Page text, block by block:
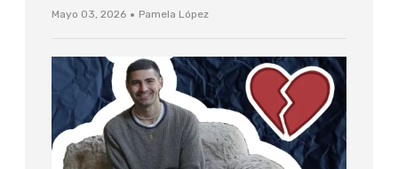
Mayo 03, 2026 · Pamela López